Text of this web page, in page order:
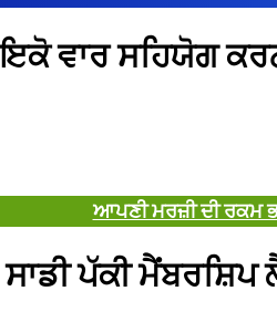
ਵਾਰ ਸਹਿਯੋਗ
ਆਪਣੀ ਮਰਜ਼ੀ ਦੀ ਰਕਮ
ਸਾਡੀ ਪੱਕੀ